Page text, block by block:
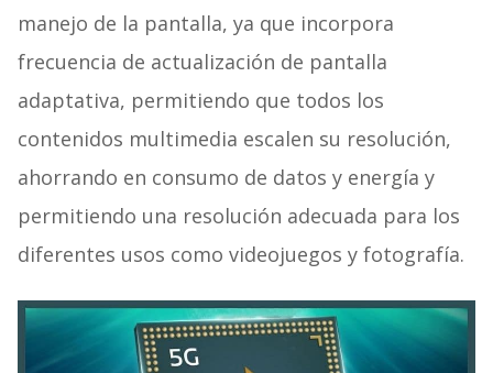
manejo de la pantalla, ya que incorpora
frecuencia de actualización de pantalla
adaptativa, permitiendo que todos los
contenidos multimedia escalen su resolución,
ahorrando en consumo de datos y energía y
permitiendo una resolución adecuada para los
diferentes usos como videojuegos y fotografía.